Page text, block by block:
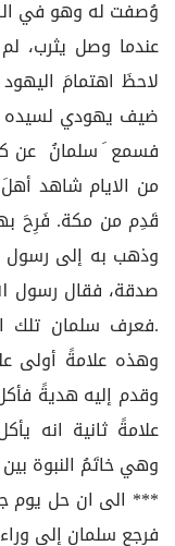
وُصفت له وهو في
عندما وصل يثرب،
لاحظَ اهتمامَ
ضيف يهودي لسيده
فسمع َ سلمانُ عن
من الايام شاهد
قَدِم من مكة. فَرِحَ
وذهب به إلى رسول
صدقة، فقال رسول
.فعرف سلمان تلك
وهذه علامةً أولى
وقدم إليه هديةً
علامةً ثانية انه
وهي خاتَمُ النبوة
*** الى ان حل يوم
فرجع سلمان إلى